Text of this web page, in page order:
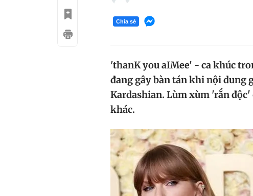
Chia sẻ
'thanK you aIMee' - ca khúc
đang gây bàn tán khi nội dung
Kardashian. Lùm xùm 'rắn
khác.